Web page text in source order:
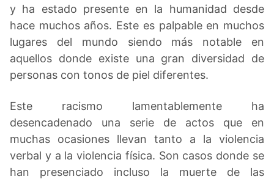
y ha estado presente en la humanidad desde
hace muchos años. Este es palpable en muchos
lugares del mundo siendo más notable en
aquellos donde existe una gran diversidad de
personas con tonos de piel diferentes.
Este racismo lamentablemente ha
desencadenado una serie de actos que en
muchas ocasiones llevan tanto a la violencia
verbal y a la violencia física. Son casos donde se
han presenciado incluso la muerte de las